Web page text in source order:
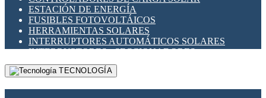
ESTACIÓN DE ENERGÍA
FUSIBLES FOTOVOLTÁICOS
HERRAMIENTAS SOLARES
INTERRUPTORES AUTOMÁTICOS SOLARES
INTERRUPTORES - SECCIONADORES
FOTOVOLTÁICOS
MONTAJE PANEL SOLAR
TECNOLOGÍA